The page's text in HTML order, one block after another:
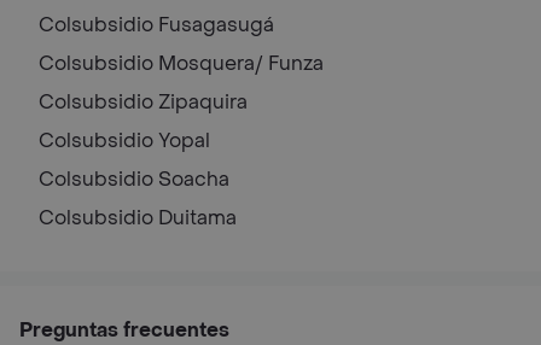
Colsubsidio Fusagasugá
Colsubsidio Mosquera/ Funza
Colsubsidio Zipaquira
ColsubsidioYopal
Colsubsidio Soacha
Colsubsidio Duitama
Preguntas frecuentes